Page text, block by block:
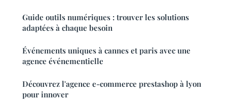
Guide outils numériques : trouver les solutions
adaptées à chaque besoin
Événements uniques à cannes et paris avec une
agence événementielle
Découvrez l'agence e-commerce prestashop à lyon
pour innover